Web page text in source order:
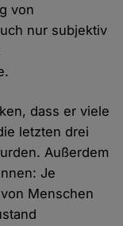
von
nur subjektiv
dass er viele
letzten drei
Außerdem
Je
Menschen